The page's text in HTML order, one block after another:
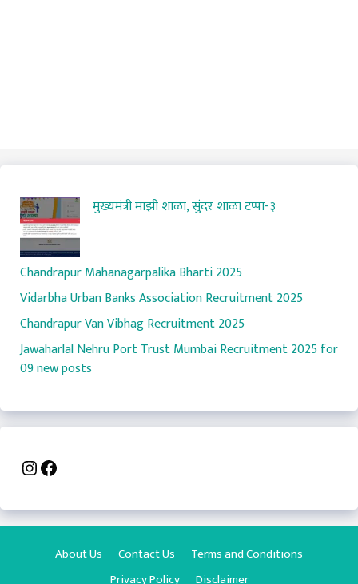
मुख्यमंत्री माझी शाळा, सुंदर शाळा टप्पा-३
Chandrapur Mahanagarpalika Bharti 2025
Vidarbha Urban Banks Association Recruitment 2025
Chandrapur Van Vibhag Recruitment 2025
Jawaharlal Nehru Port Trust Mumbai Recruitment 2025 for
09 new posts
Instagram
Facebook
About Us Contact Us
Terms and Conditions
Privacy Policy
Disclaimer